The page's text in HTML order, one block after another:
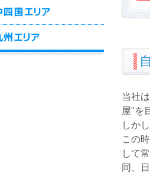
当社
屋"を
しか
この
して
同、